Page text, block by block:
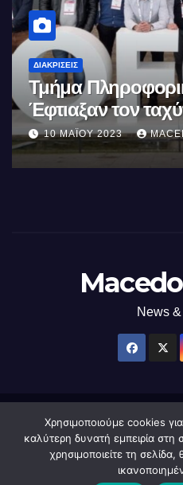
ΔΙΑΚΡΊΣΕΙΣ
Τμήμα
Έφτιαξαν τον
επεξεργαστή AI
χρήση φωτός
10 ΜΑΪ́ΟΥ 2023
News
Δημιουργήθηκε από το digital2000
Θέμα: Newsup
Χρησιμοποιούμε cookies
καλύτερη δυνατή εμπειρία στη
χρησιμοποιείτε τη